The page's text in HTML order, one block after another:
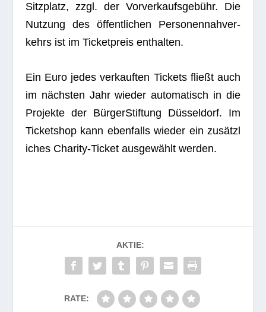
Sitz­platz, zzgl. der Vor­ver­kaufs­ge­bühr. Die
Nut­zung des öffent­li­chen Per­so­nen­nah­ver­
kehrs ist im Ticket­preis enthalten.
Ein Euro jedes ver­kauf­ten Tickets fließt auch
im nächs­ten Jahr wie­der auto­ma­tisch in die
Pro­jekte der Bür­ger­Stif­tung Düs­sel­dorf. Im
Ticket­shop kann eben­falls wie­der ein zusätz­l
i­ches Cha­rity-Ticket aus­ge­wählt werden.
AKTIE:
RATE: